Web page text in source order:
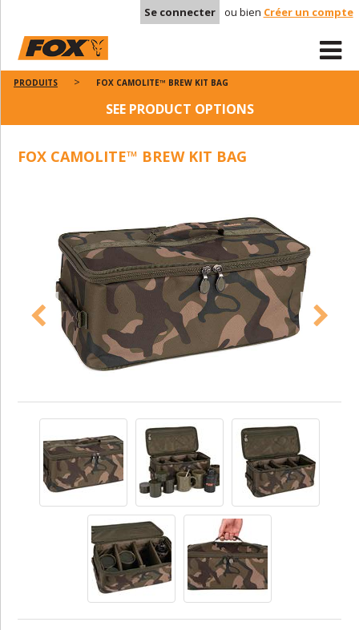
Se connecter ou bien Créer un compte
PRODUITS FOX CAMOLITE™ BREW KIT BAG
SEE PRODUCT OPTIONS
FOX CAMOLITE™ BREW KIT BAG